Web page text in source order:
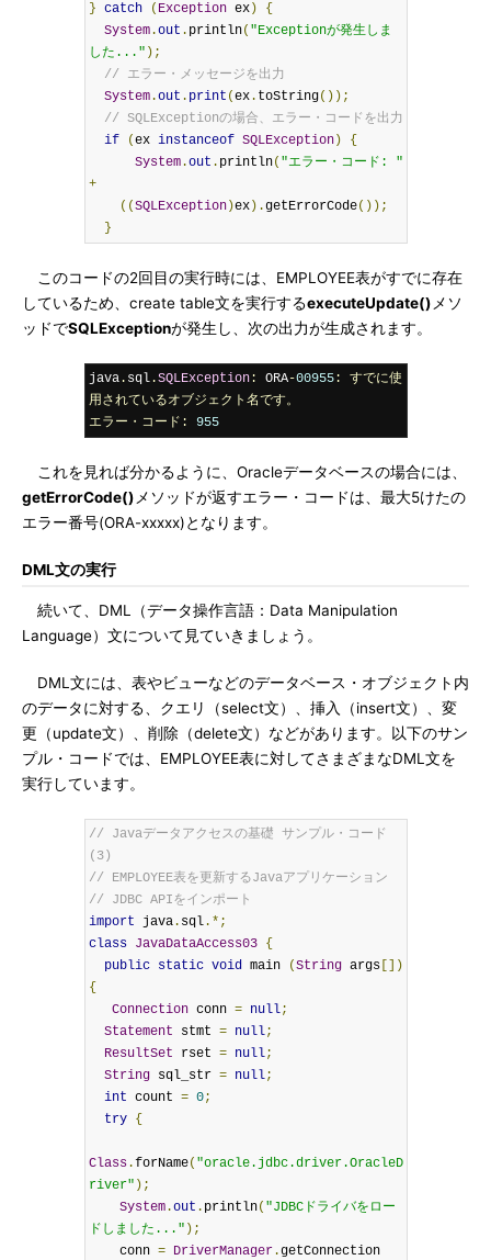
} catch ( Exception ex)
{
System.out . println( "Exceptionが発生しま
した..." );
// エラー・メッセージを出力
System.out . print (ex. toString());
// SQLExceptionの場合、エラー・コードを出力
if
(ex instanceof SQLException)
{
System.out . println( "エラー・コード: "
+
((SQLException)ex).getErrorCode());
}
このコードの2回目の実行時には、EMPLOYEE表がすでに存在
しているため、create table文を実行するexecuteUpdate() メソ
ッドでSQLExceptionが発生し、次の出力が生成されます。
java. sql.SQLException: ORA-00955:
すでに使
用されているオブジェクト名です。
エラー・コード:
955
これを見れば分かるように、Oracleデータベースの場合には、
getErrorCode() メソッドが返すエラー・コードは、最大5けたの
エラー番号(ORA-xxxxx)となります。
DML文の実行
続いて、DML（データ操作言語：Data Manipulation
Language）文について見ていきましょう。
DML文には、表やビューなどのデータベース・オブジェクト内
のデータに対する、クエリ（select文）、挿入（insert文）、変
更（update文）、削除（delete文）などがあります。以下のサン
プル・コードでは、EMPLOYEE表に対してさまざまなDML文を
実行しています。
// Javaデータアクセスの基礎 サンプル・コード
(3)
// EMPLOYEE表を更新するJavaアプリケーション
// JDBC APIをインポート
import java. sql.*;
class
JavaDataAccess03
{
public
static void main (String args[])
{
Connection conn = null;
Statement stmt = null;
ResultSet rset = null;
String sql_str = null;
int count = 0;
try
{
Class.forName( "oracle.jdbc.driver.OracleD
river" );
System.out . println( "JDBCドライバをロー
ドしました..." );
    conn
= DriverManager.getConnection